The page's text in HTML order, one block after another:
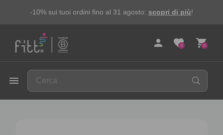
-10% sui tuoi ordini fino al 31 agosto: scopri di più!
person 0
favorite 0
shopping_cart
menu